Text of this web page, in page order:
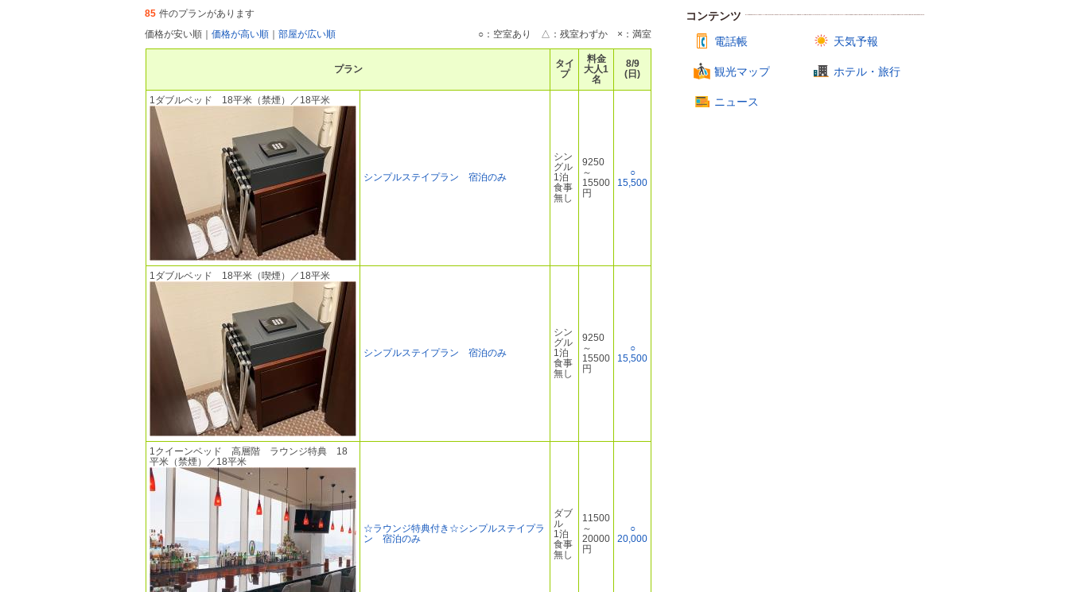
85 件のプランがあります
価格が安い順
価格が高い順 部屋が広い順 ○：空室あり △：残室わずか ×：満室
プラン
タイ
プ
料金
大人1
名
8/9
(日)
1ダブルベッド 18平米（禁煙）／18平米
シンプルステイプラン 宿泊のみ
シン
グル
1泊
食事
無し
9250
～
15500
円
○
15,500
1ダブルベッド 18平米（喫煙）／18平米
シンプルステイプラン 宿泊のみ
シン
グル
1泊
食事
無し
9250
～
15500
円
○
15,500
1クイーンベッド 高層階 ラウンジ特典 18
平米（禁煙）／18平米
☆ラウンジ特典付き☆シンプルステイプラ
ン 宿泊のみ
ダブ
ル
1泊
食事
無し
11500
～
20000
円
○
20,000
コンテンツ
電話帳
天気予報
観光マップ ホテル・旅行
ニュース